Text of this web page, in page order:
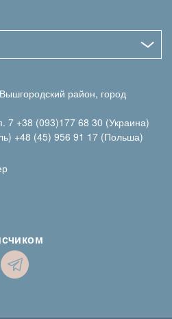
район, город
7 +38 (093)177 68 30 (Украина)
+48 (45) 956 91 17 (Польша)